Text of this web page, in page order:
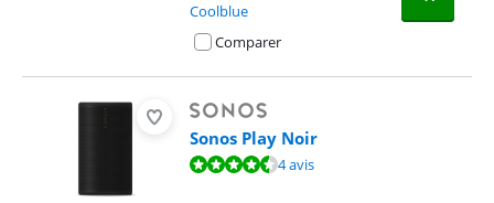
Coolblue
Comparer
Sonos Play Noir
La note est de 9,0 sur 10, basée sur 4 avis.4 avis